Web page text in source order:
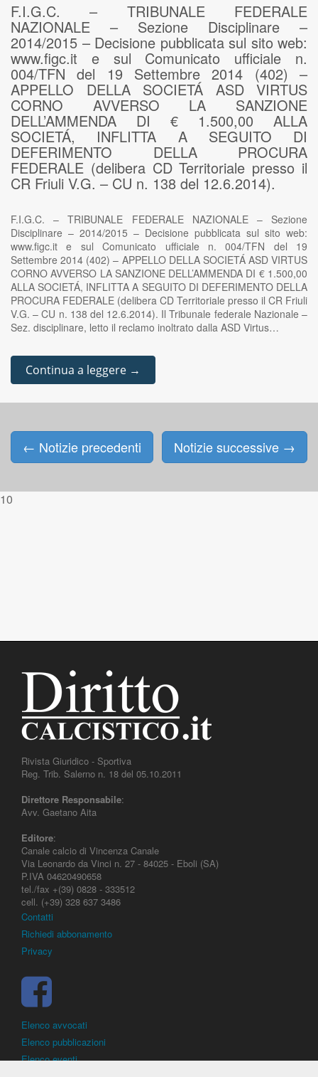
F.I.G.C. – TRIBUNALE FEDERALE
NAZIONALE – Sezione Disciplinare –
2014/2015 – Decisione pubblicata sul sito web:
www.figc.it e sul Comunicato ufficiale n.
004/TFN del 19 Settembre 2014 (402) –
APPELLO DELLA SOCIETÁ ASD VIRTUS
CORNO AVVERSO LA SANZIONE
DELL’AMMENDA DI € 1.500,00 ALLA
SOCIETÁ, INFLITTA A SEGUITO DI
DEFERIMENTO DELLA PROCURA
FEDERALE (delibera CD Territoriale presso il
CR Friuli V.G. – CU n. 138 del 12.6.2014).
F.I.G.C. – TRIBUNALE FEDERALE NAZIONALE – Sezione
Disciplinare – 2014/2015 – Decisione pubblicata sul sito web:
www.figc.it e sul Comunicato ufficiale n. 004/TFN del 19
Settembre 2014 (402) – APPELLO DELLA SOCIETÁ ASD VIRTUS
CORNO AVVERSO LA SANZIONE DELL’AMMENDA DI € 1.500,00
ALLA SOCIETÁ, INFLITTA A SEGUITO DI DEFERIMENTO DELLA
PROCURA FEDERALE (delibera CD Territoriale presso il CR Friuli
V.G. – CU n. 138 del 12.6.2014). Il Tribunale federale Nazionale –
Sez. disciplinare, letto il reclamo inoltrato dalla ASD Virtus…
Continua a leggere →
Posts navigation
← Notizie precedenti Notizie successive →
10
Rivista Giuridico - Sportiva
Reg. Trib. Salerno n. 18 del 05.10.2011
Direttore Responsabile:
Avv. Gaetano Aita
Editore:
Canale calcio di Vincenza Canale
Via Leonardo da Vinci n. 27 - 84025 - Eboli (SA)
P.IVA 04620490658
tel./fax +(39) 0828 - 333512
cell. (+39) 328 637 3486
Contatti
Richiedi abbonamento
Privacy
Elenco avvocati
Elenco pubblicazioni
Elenco eventi